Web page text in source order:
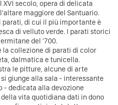
XVI secolo, opera di delicata
maggiore del Santuario.
parati, di cui il più importante è
di velluto verde. I parati storici
del '700.
collezione di parati di color
dalmatica e tunicella.
le pitture, alcune di arte
giunge alla sala - interessante
- dedicata alla devozione
vita quotidiana dati in dono